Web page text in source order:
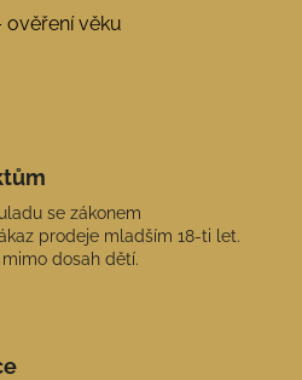
věku
se zákonem
prodeje mladším 18-ti let.
dosah dětí.